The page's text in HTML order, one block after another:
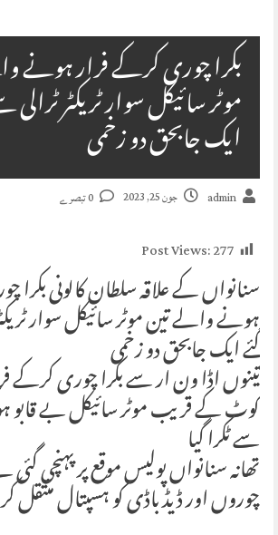
بکرا چوری کرکے فرار ہونے
موٹر سائیکل سوار ٹریکٹر ٹرالی
ایک جابحق دو زخمی
admin جون 25, 2023
Post Views:277
سنانواں کے علاقہ سلطان کالونی
ہونے والے تین موٹر سائیکل سوار
گئے ایک جابحق دو زخمی
تینوں اڈا ون ار سے بکرا چوری کرکے
کوٹ کے قریب موٹر سائیکل بے قابو
سے ٹکرا گیا
تھانہ سنانواں پولیس موقع پر پہنچی
چوروں اور ڈیڈ باڈی کو ہسپتال منتقل